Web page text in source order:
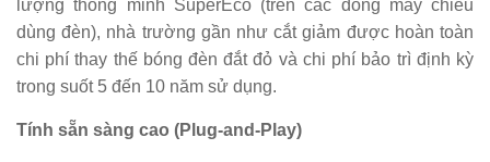
lượng thông minh SuperEco (trên các dòng máy chiếu
dùng đèn), nhà trường gần như cắt giảm được hoàn toàn
chi phí thay thế bóng đèn đắt đỏ và chi phí bảo trì định kỳ
trong suốt 5 đến 10 năm sử dụng.
Tính sẵn sàng cao (Plug-and-Play)